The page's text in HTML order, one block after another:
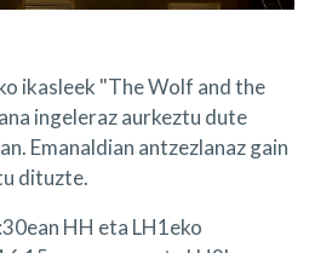
ikasleek "The Wolf and the
ingeleraz aurkeztu dute
Emanaldian antzezlanaz gain
dituzte.
HH eta LH1eko